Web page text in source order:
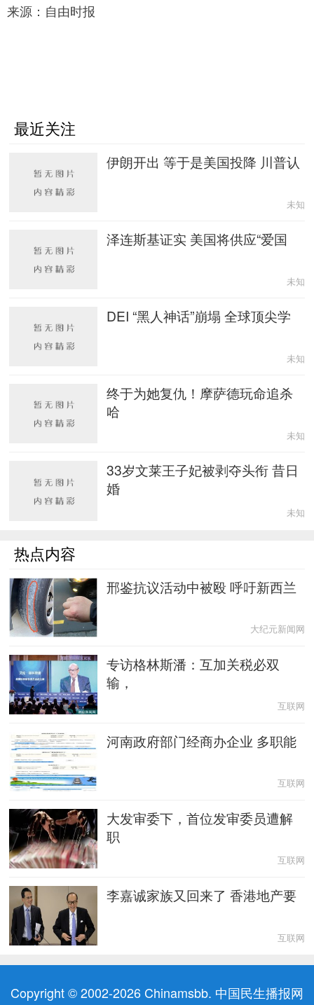
来源：自由时报
最近关注
伊朗开出 等于是美国投降 川普认
未知
泽连斯基证实 美国将供应“爱国
未知
DEI “黑人神话”崩塌 全球顶尖学
未知
终于为她复仇！摩萨德玩命追杀
哈
未知
33岁文莱王子妃被剥夺头衔 昔日
婚
未知
热点内容
邢鉴抗议活动中被殴 呼吁新西兰
大纪元新闻网
专访格林斯潘：互加关税必双
输，
互联网
河南政府部门经商办企业 多职能
互联网
大发审委下，首位发审委员遭解
职
互联网
李嘉诚家族又回来了 香港地产要
互联网
Copyright © 2002-2026 Chinamsbb. 中国民生播报网